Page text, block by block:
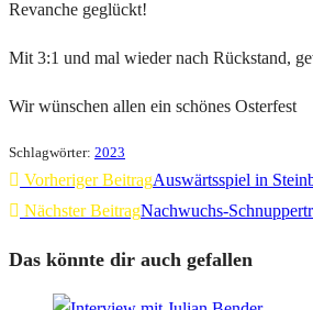
Revanche geglückt!
Mit 3:1 und mal wieder nach Rückstand,
Wir wünschen allen ein schönes Osterfest
Schlagwörter: 2023
Vorheriger BeitragAuswärtsspiel in
Nächster BeitragNachwuchs-
Das könnte dir auch gefallen